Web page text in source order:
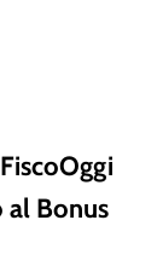
Bonus